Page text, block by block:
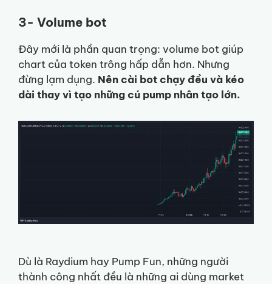
3- Volume bot
Đây mới là phần quan trọng: volume bot giúp
chart của token trông hấp dẫn hơn. Nhưng
đừng lạm dụng. Nên cài bot chạy đều và kéo
dài thay vì tạo những cú pump nhân tạo lớn.
Dù là Raydium hay Pump Fun, những người
thành công nhất đều là những ai dùng market